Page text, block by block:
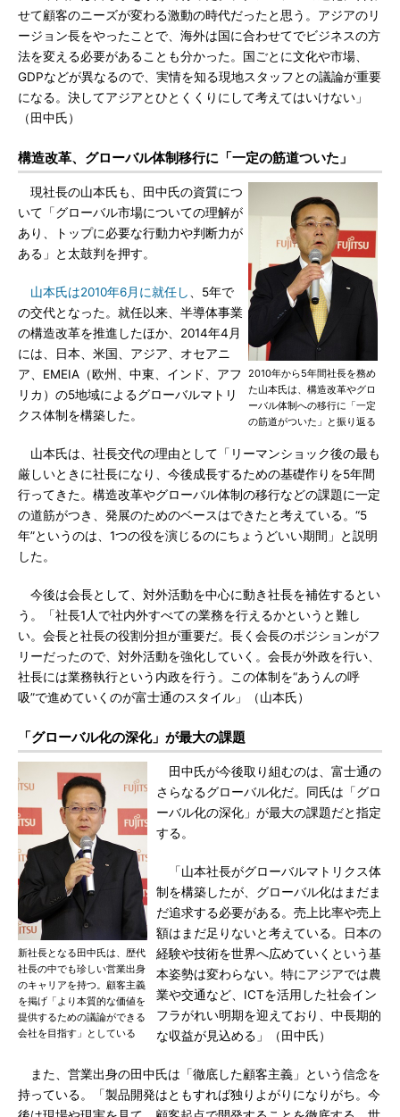
せて顧客のニーズが変わる激動の時代だったと思う。アジアのリ
ージョン長をやったことで、海外は国に合わせてでビジネスの方
法を変える必要があることも分かった。国ごとに文化や市場、
GDPなどが異なるので、実情を知る現地スタッフとの議論が重要
になる。決してアジアとひとくくりにして考えてはいけない」
（田中氏）
構造改革、グローバル体制移行に「一定の筋道ついた」
2010年から5年間社長を務め
た山本氏は、構造改革やグロ
ーバル体制への移行に「一定
の筋道がついた」と振り返る
現社長の山本氏も、田中氏の資質につ
いて「グローバル市場についての理解が
あり、トップに必要な行動力や判断力が
ある」と太鼓判を押す。
山本氏は2010年6月に就任し
、5年で
の交代となった。就任以来、半導体事業
の構造改革を推進したほか、2014年4月
には、日本、米国、アジア、オセアニ
ア、EMEIA（欧州、中東、インド、アフ
リカ）の5地域によるグローバルマトリ
クス体制を構築した。
山本氏は、社長交代の理由として「リーマンショック後の最も
厳しいときに社長になり、今後成長するための基礎作りを5年間
行ってきた。構造改革やグローバル体制の移行などの課題に一定
の道筋がつき、発展のためのベースはできたと考えている。“5
年”というのは、1つの役を演じるのにちょうどいい期間」と説明
した。
今後は会長として、対外活動を中心に動き社長を補佐するとい
う。「社長1人で社内外すべての業務を行えるかというと難し
い。会長と社長の役割分担が重要だ。長く会長のポジションがフ
リーだったので、対外活動を強化していく。会長が外政を行い、
社長には業務執行という内政を行う。この体制を“あうんの呼
吸”で進めていくのが富士通のスタイル」（山本氏）
「グローバル化の深化」が最大の課題
新社長となる田中氏は、歴代
社長の中でも珍しい営業出身
のキャリアを持つ。顧客主義
を掲げ「より本質的な価値を
提供するための議論ができる
会社を目指す」としている
田中氏が今後取り組むのは、富士通の
さらなるグローバル化だ。同氏は「グロ
ーバル化の深化」が最大の課題だと指定
する。
「山本社長がグローバルマトリクス体
制を構築したが、グローバル化はまだま
だ追求する必要がある。売上比率や売上
額はまだ足りないと考えている。日本の
経験や技術を世界へ広めていくという基
本姿勢は変わらない。特にアジアでは農
業や交通など、ICTを活用した社会イン
フラがれい明期を迎えており、中長期的
な収益が見込める」（田中氏）
また、営業出身の田中氏は「徹底した顧客主義」という信念を
持っている。「製品開発はともすれば独りよがりになりがち。今